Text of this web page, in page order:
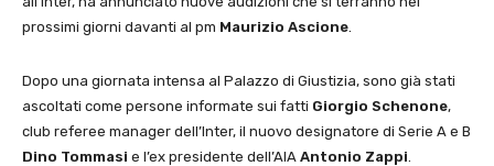
prossimi giorni davanti al pm Maurizio Ascione
Dopo una giornata intensa al Palazzo di Giustizia, sono già stati
ascoltati come persone informate sui fatti Giorgio Schenone,
club referee manager dell’Inter, il nuovo designatore di Serie A e B
Dino Tommasi e l’ex presidente dell’AIA Antonio Zappi